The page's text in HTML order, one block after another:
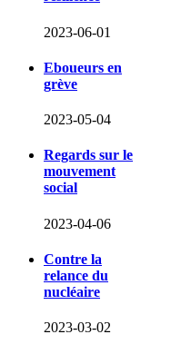
2023-06-01
Eboueurs en
grève
2023-05-04
Regards sur le
mouvement
social
2023-04-06
Contre la
relance du
nucléaire
2023-03-02